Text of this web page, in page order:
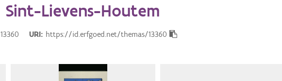
Sint-Lievens-Houtem
13360 URI https://id.erfgoed.net/themas/13360